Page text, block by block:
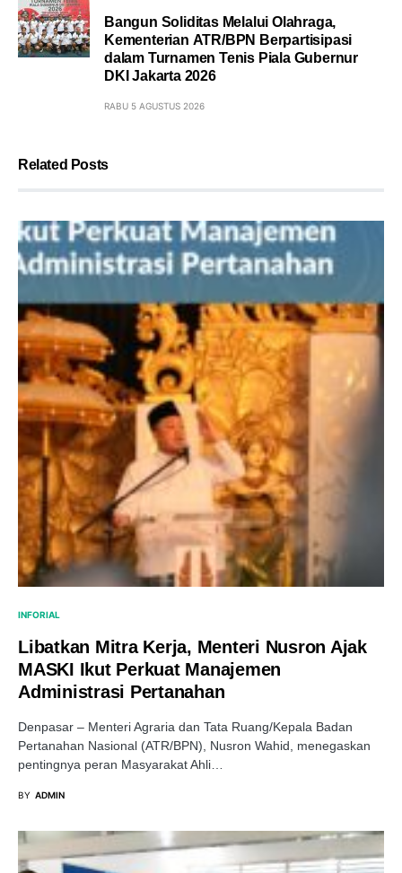
Bangun Soliditas Melalui Olahraga,
Kementerian ATR/BPN Berpartisipasi
dalam Turnamen Tenis Piala Gubernur
DKI Jakarta 2026
RABU 5 AGUSTUS 2026
Related Posts
INFORIAL
Libatkan Mitra Kerja, Menteri Nusron Ajak
MASKI Ikut Perkuat Manajemen
Administrasi Pertanahan
Denpasar – Menteri Agraria dan Tata Ruang/Kepala Badan
Pertanahan Nasional (ATR/BPN), Nusron Wahid, menegaskan
pentingnya peran Masyarakat Ahli…
BY ADMIN